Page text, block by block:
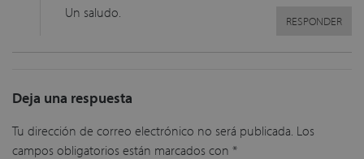
Un saludo.
RESPONDER
Deja una respuesta
Tu dirección de correo electrónico no será publicada. Los
campos obligatorios están marcados con *